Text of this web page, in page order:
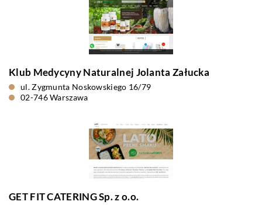
Klub Medycyny Naturalnej Jolanta Załucka
ul. Zygmunta Noskowskiego 16/79
02-746 Warszawa
GET FIT CATERING Sp. z o.o.